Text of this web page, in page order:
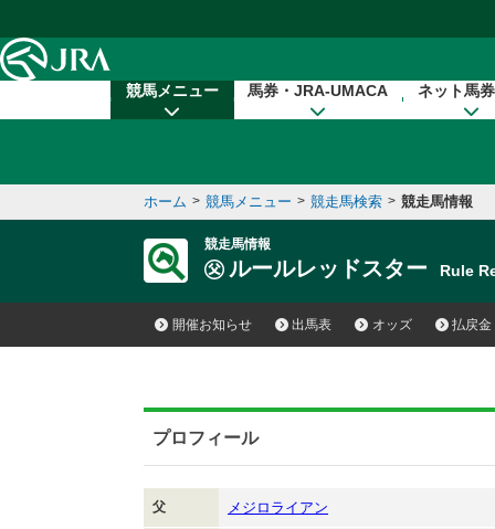
競馬メニュー 馬券・JRA-UMACA ネット馬
ホーム > 競馬メニュー > 競走馬検索 > 競走馬情報
競走馬情報
ルールレッドスター Rule
開催お知らせ 出馬表 オッズ 払戻金
プロフィール
父 メジロライアン